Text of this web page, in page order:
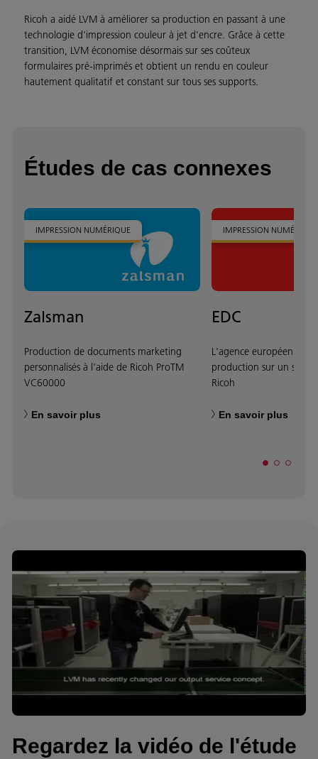
Ricoh a aidé LVM à améliorer sa production en passant à une
technologie d'impression couleur à jet d'encre. Grâce à cette
transition, LVM économise désormais sur ses coûteux
formulaires pré-imprimés et obtient un rendu en couleur
hautement qualitatif et constant sur tous ses supports.
Études de cas connexes
IMPRESSION NUMÉRIQUE
Zalsman
Production de documents marketing
personnalisés à l'aide de Ricoh ProTM
VC60000
En savoir plus
IMPRESSION NUMÉRIQUE
EDC
L'agence européenne
production sur un
Ricoh
En savoir plus
Regardez la vidéo de l'étude